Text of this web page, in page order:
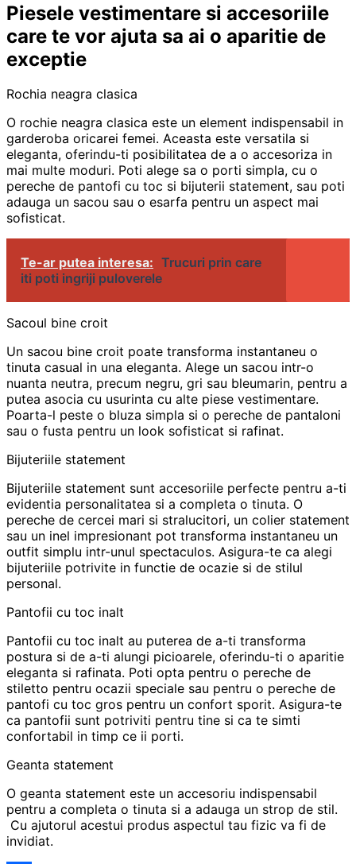
Piesele vestimentare si accesoriile
care te vor ajuta sa ai o aparitie de
exceptie
Rochia neagra clasica
O rochie neagra clasica este un element indispensabil in
garderoba oricarei femei. Aceasta este versatila si
eleganta, oferindu-ti posibilitatea de a o accesoriza in
mai multe moduri. Poti alege sa o porti simpla, cu o
pereche de pantofi cu toc si bijuterii statement, sau poti
adauga un sacou sau o esarfa pentru un aspect mai
sofisticat.
Te-ar putea interesa: Trucuri prin care
iti poti ingriji puloverele
Sacoul bine croit
Un sacou bine croit poate transforma instantaneu o
tinuta casual in una eleganta. Alege un sacou intr-o
nuanta neutra, precum negru, gri sau bleumarin, pentru a
putea asocia cu usurinta cu alte piese vestimentare.
Poarta-l peste o bluza simpla si o pereche de pantaloni
sau o fusta pentru un look sofisticat si rafinat.
Bijuteriile statement
Bijuteriile statement sunt accesoriile perfecte pentru a-ti
evidentia personalitatea si a completa o tinuta. O
pereche de cercei mari si stralucitori, un colier statement
sau un inel impresionant pot transforma instantaneu un
outfit simplu intr-unul spectaculos. Asigura-te ca alegi
bijuteriile potrivite in functie de ocazie si de stilul
personal.
Pantofii cu toc inalt
Pantofii cu toc inalt au puterea de a-ti transforma
postura si de a-ti alungi picioarele, oferindu-ti o aparitie
eleganta si rafinata. Poti opta pentru o pereche de
stiletto pentru ocazii speciale sau pentru o pereche de
pantofi cu toc gros pentru un confort sporit. Asigura-te
ca pantofii sunt potriviti pentru tine si ca te simti
confortabil in timp ce ii porti.
Geanta statement
O geanta statement este un accesoriu indispensabil
pentru a completa o tinuta si a adauga un strop de stil.
Cu ajutorul acestui produs aspectul tau fizic va fi de
invidiat.